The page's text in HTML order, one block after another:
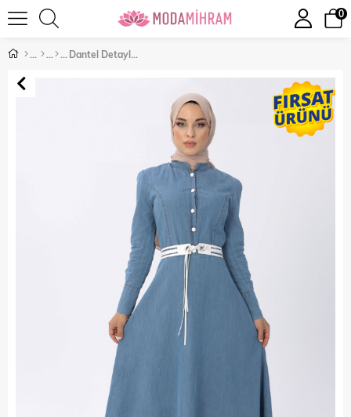
0
Dantel Detaylı Kot Elbise Açık Kot 8124